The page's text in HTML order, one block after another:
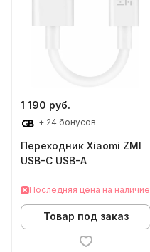
1 190 руб.
+ 24 бонусов
Переходник Xiaomi ZMI
USB-C USB-A
Последняя цена на наличие
Товар под заказ